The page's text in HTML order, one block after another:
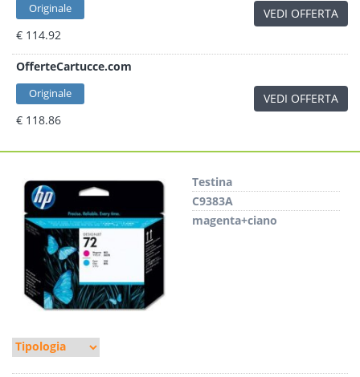
Originale
€ 114.92
VEDI OFFERTA
OfferteCartucce.com
Originale
€ 118.86
VEDI OFFERTA
Testina
C9383A
magenta+ciano